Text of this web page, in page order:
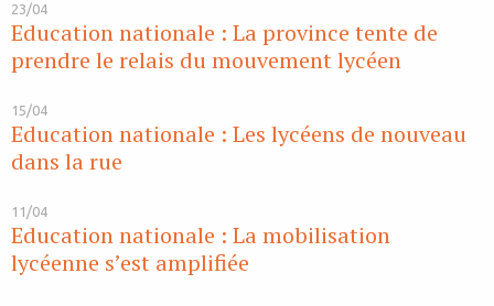
23/04
Education nationale : La province tente de
prendre le relais du mouvement lycéen
15/04
Education nationale : Les lycéens de nouveau
dans la rue
11/04
Education nationale : La mobilisation
lycéenne s’est amplifiée